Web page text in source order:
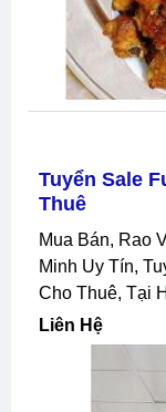
Tuyển Sale
Thuê
Mua Bán, Rao Vặt Tuyển Dụng Tân Phú Hồ Chí
Minh Uy Tín,
Cho Thuê, Tại
Liên Hệ